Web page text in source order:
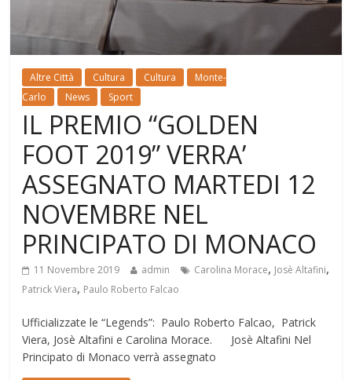
Altre Città Cultura Cultura
Monte-
Carlo
News Sport
IL PREMIO “GOLDEN
FOOT 2019” VERRA’
ASSEGNATO MARTEDI 12
NOVEMBRE NEL
PRINCIPATO DI MONACO
11 Novembre 2019 admin Carolina Morace, Josè Altafini,
Patrick Viera, Paulo Roberto Falcao
Ufficializzate le “Legends”: Paulo Roberto Falcao, Patrick
Viera, Josè Altafini e Carolina Morace. Josè Altafini Nel
Principato di Monaco verrà assegnato